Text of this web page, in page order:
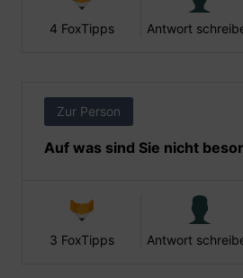
4 FoxTipps Antwort
Zur Person
Auf was sind Sie nicht
3 FoxTipps Antwort